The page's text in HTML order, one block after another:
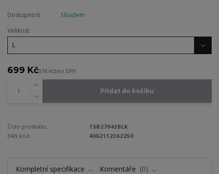
Dostupnost
Skladem
Velikost
699 Kč578 Kčbez DPH
Přidat do košíku
Číslo produktu:
TSB27043BLK
EAN kód:
4062112362250
Kompletní specifikace Komentáře 0